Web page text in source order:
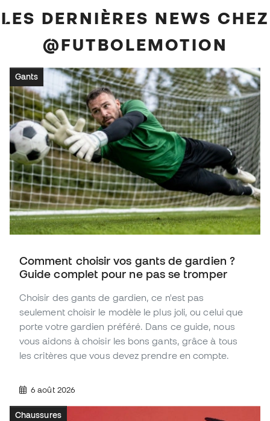
LES DERNIÈRES NEWS CHEZ
@FUTBOLEMOTION
Gants
Comment choisir vos gants de gardien ?
Guide complet pour ne pas se tromper
Choisir des gants de gardien, ce n'est pas
seulement choisir le modèle le plus joli, ou celui que
porte votre gardien préféré. Dans ce guide, nous
vous aidons à choisir les bons gants, grâce à tous
les critères que vous devez prendre en compte.
6 août 2026
Chaussures